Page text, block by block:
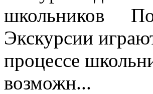
Экскурсии
процессе
возможн...